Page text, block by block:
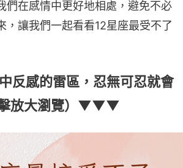
們在感情中更好地相處，避免不必
，讓我們一起看看12星座最受不了
反感的雷區，忍無可忍就會
擊放大瀏覽）▼▼▼